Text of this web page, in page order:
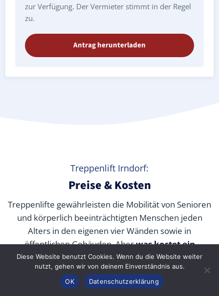
zur Verfügung. Der Vermieter stimmt in der Regel
zu.
Antrag herunterladen
Treppenlift Irndorf:
Preise & Kosten
Treppenlifte gewährleisten die Mobilität von Senioren
und körperlich beeinträchtigten Menschen jeden
Alters in den eigenen vier Wänden sowie in
öffentlichen Gebäuden. Aberwas kostet ein
Treppenlift wirklich? Wir verraten Ihnen die
durchschnittlichen Preise unserer Fachpartner je nach
Modell und wie Sie die Kosten durch Zuschüsse,
Konfigurator
Diese Website benutzt Cookies. Wenn du die Website weiter
nutzt, gehen wir von deinem Einverständnis aus.
OK
Datenschutzerklärung